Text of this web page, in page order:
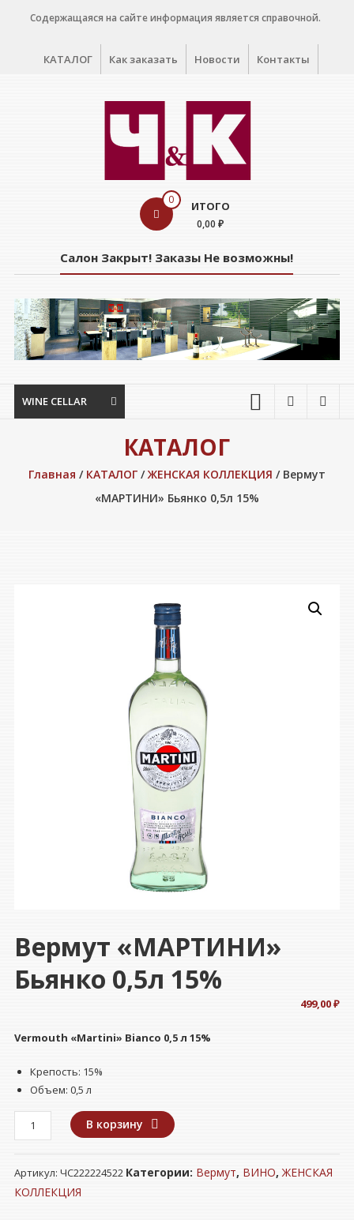
Содержащаяся на сайте информация является справочной.
КАТАЛОГ Как заказать Новости Контакты
дегустации
0 ИТОГО
0,00 ₽
Салон Закрыт! Заказы Не возможны!
WINE CELLAR
КАТАЛОГ
Главная / КАТАЛОГ/ЖЕНСКАЯ КОЛЛЕКЦИЯ / Вермут
«МАРТИНИ» Бьянко 0,5л 15%
Вермут «МАРТИНИ»
Бьянко 0,5л 15%
499,00₽
Vermouth «Martini» Bianco 0,5 л 15%
Крепость: 15%
Объем: 0,5 л
Количество
товара
Вермут
"МАРТИНИ"
Бьянко
В корзину
Артикул: ЧС222224522 Категории: Вермут, ВИНО,ЖЕНСКАЯ
КОЛЛЕКЦИЯ